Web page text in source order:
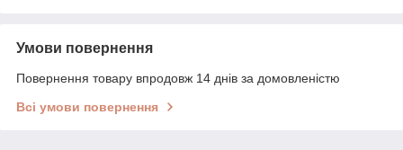
Умови повернення
Повернення товару впродовж 14 днів за домовленістю
Всі умови повернення